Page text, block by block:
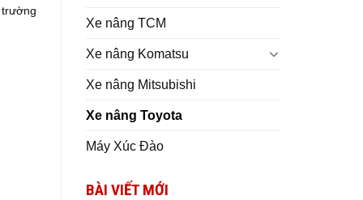
Xe nâng TCM
Xe nâng Komatsu
Xe nâng Mitsubishi
Xe nâng Toyota
Máy Xúc Đào
BÀI VIẾT MỚI